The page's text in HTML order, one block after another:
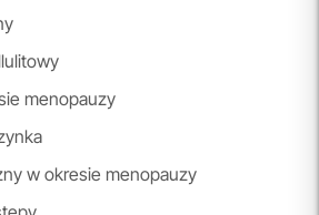
menopauzy
w okresie menopauzy